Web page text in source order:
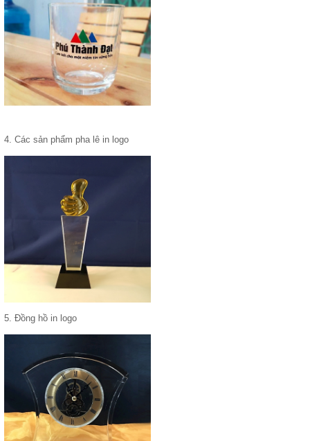
4. Các sản phẩm pha lê in logo
5. Đồng hồ in logo